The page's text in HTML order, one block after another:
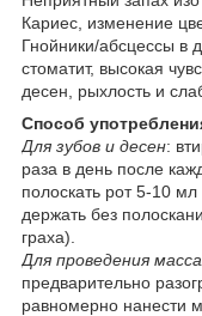
Кариес, изменение
Гнойники/абсцессы в
стоматит, высокая
десен, рыхлость и
Способ
Для зубов и десен:
раза в день после
полоскать рот 5-10
держать без
граха).
Для проведения
предварительно
равномерно нанести